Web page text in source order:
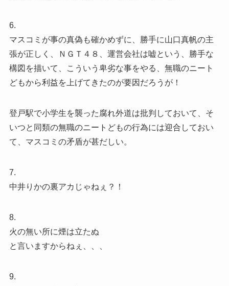
6.
マスコミが事の真偽も確かめずに、勝手に山口真帆の主
張が正しく、ＮＧＴ４８、運営会社は嘘という、勝手な
構図を描いて、こういう卑劣な事をやる、無職のニート
どもから利益を上げてきたのが要因だろうが！
登戸駅で小学生を襲った腐れ外道は批判しておいて、そ
いつと同類の無職のニートどもの行為には迎合しておい
て、マスコミの矛盾が甚だしい。
7.
中井りかの裏アカじゃねぇ？！
8.
火の無い所に煙は立たぬ
と言いますからねぇ、、、
9.